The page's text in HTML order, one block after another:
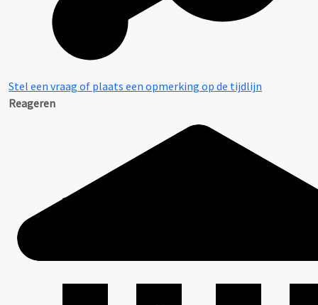
Stel een vraag of plaats een opmerking op de tijdlijn
Reageren